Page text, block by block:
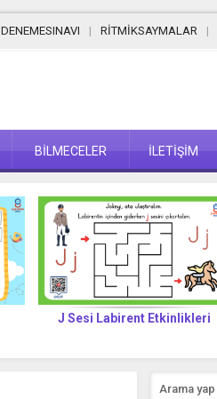
DENEMESINAVI RİTMİKSAYMALAR
BİLMECELER İLETİŞİM
F Sesi Metin Okuma Çalışması